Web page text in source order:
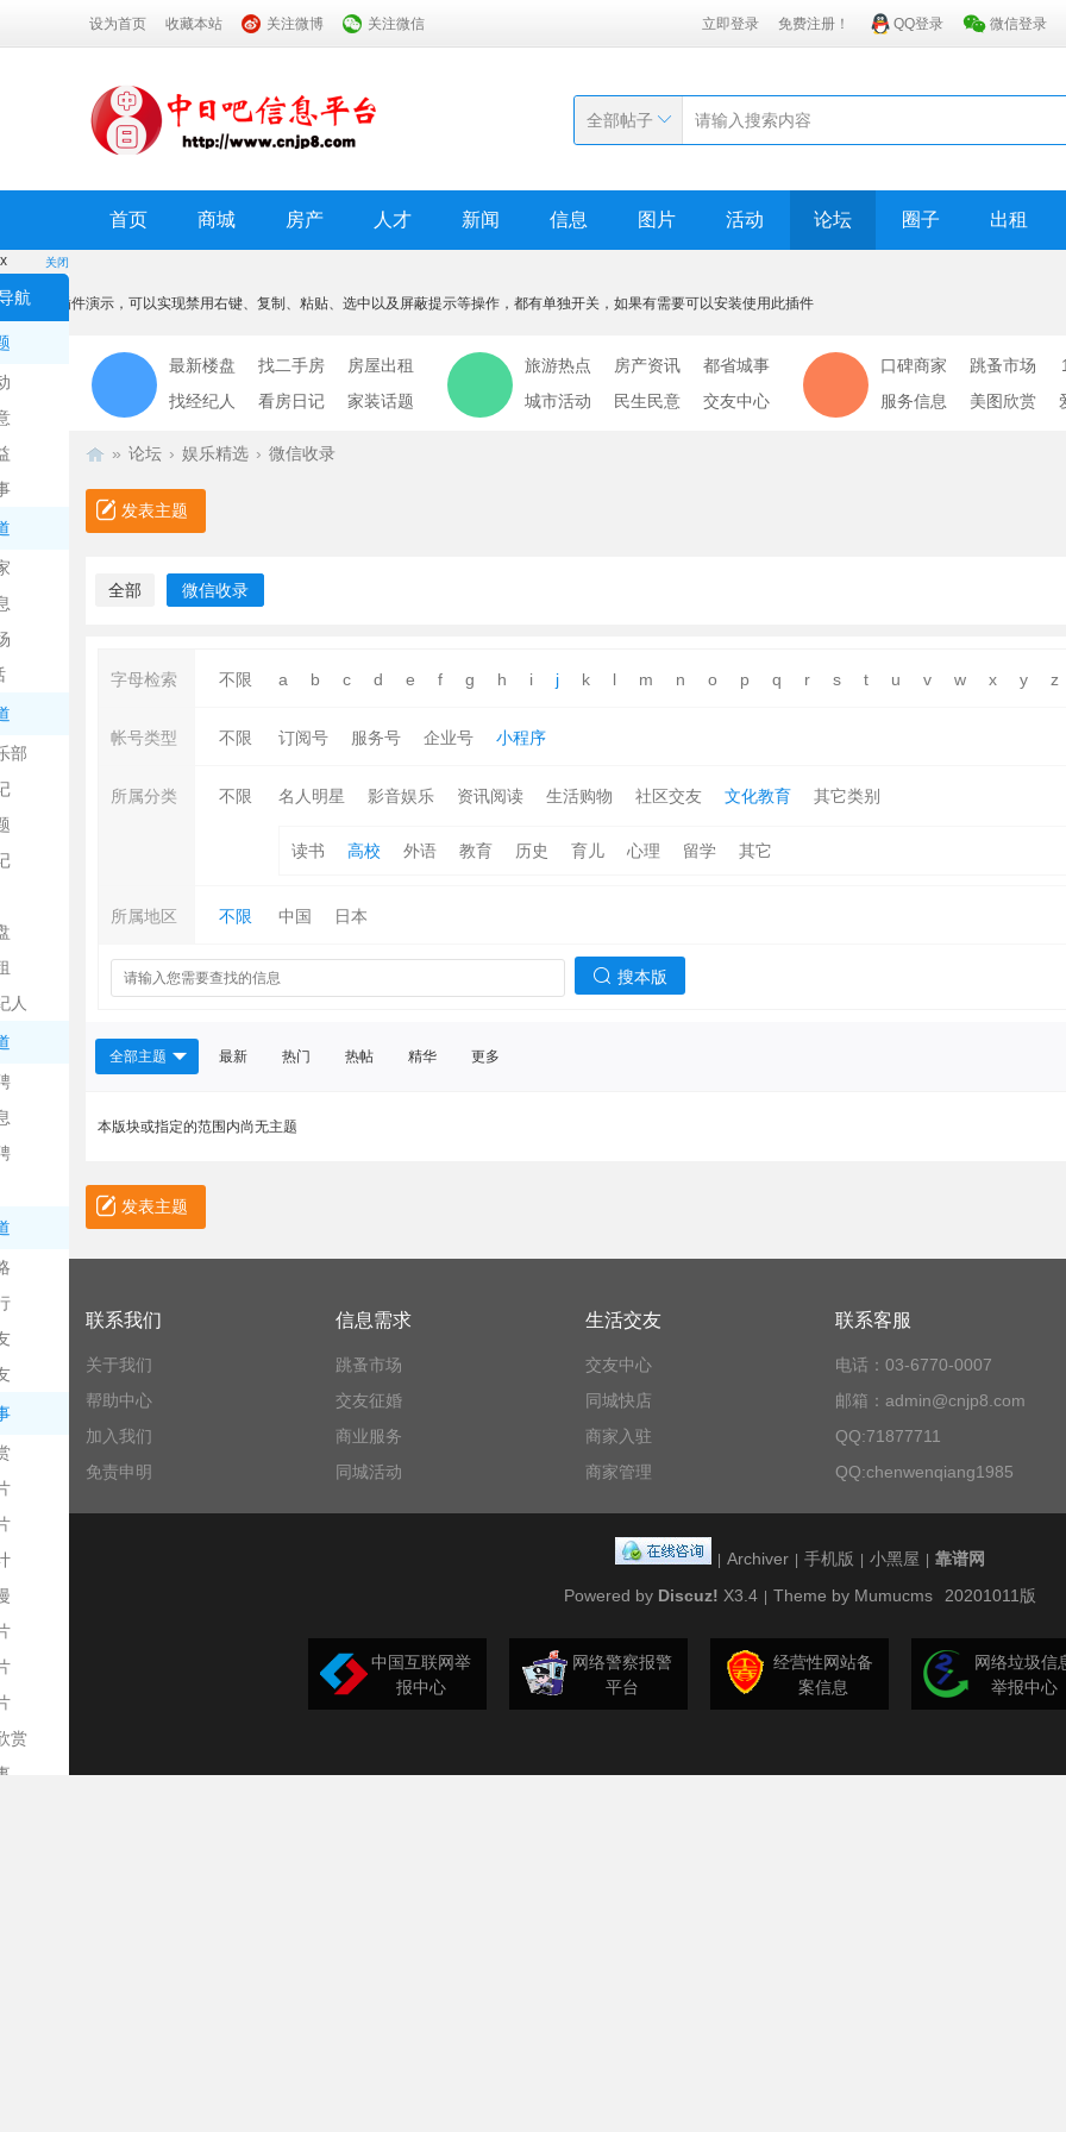
设为首页 收藏本站 关注微博 关注微信 立即登录 免费注册！ QQ登录 微信登录
全部帖子
首页 商城 房产 人才 新闻 信息 图片 活动 论坛 圈子 出租
关闭
航
部
人
赏
x
本功能为插件演示，可以实现禁用右键、复制、粘贴、选中以及屏蔽提示等操作，都有单独开关，如果有需要可以安装使用此插件
我知道了
最新楼盘 找二手房
房屋出租
找经纪人
看房日记 家装话题
旅游热点 房产资讯
都省城事
城市活动
民生民意 交友中心
口碑商家 跳蚤市场
服务信息
美图欣赏
» 论坛 › 娱乐精选 › 微信收录
发表主题
全部 微信收录
字母检索 不限 a b c d e f g h i j k l m n o p q r s t u v w x y z
帐号类型 不限 订阅号 服务号 企业号 小程序
所属分类 不限 名人明星 影音娱乐 资讯阅读 生活购物 社区交友 文化教育 其它类别
读书 高校 外语 教育 历史 育儿 心理 留学 其它
所属地区 不限 中国 日本
搜本版
全部主题 最新 热门 热帖 精华 更多
本版块或指定的范围内尚无主题
发表主题
联系我们
关于我们
帮助中心
加入我们
免责申明
信息需求
跳蚤市场
交友征婚
商业服务
同城活动
生活交友
交友中心
同城快店
商家入驻
商家管理
联系客服
电话：03-6770-0007
邮箱：admin@cnjp8.com
QQ:71877711
QQ:chenwenqiang1985
Archiver 手机版 小黑屋
靠谱网
Powered by Discuz! X3.4 Theme by Mumucms 20201011版
中国互联网举
报中心
网络警察报警
平台
经营性网站备
案信息
网络垃圾信
举报中心